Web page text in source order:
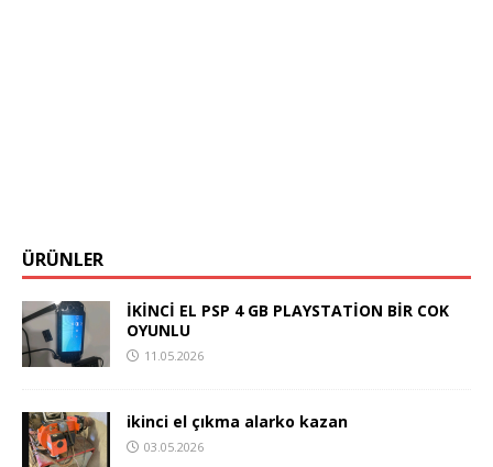
ÜRÜNLER
İKİNCİ EL PSP 4 GB PLAYSTATİON BİR COK
OYUNLU
11.05.2026
ikinci el çıkma alarko kazan
03.05.2026